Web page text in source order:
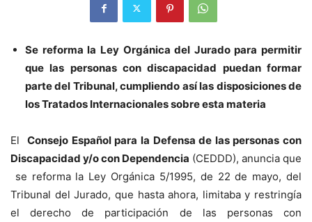
Se reforma la Ley Orgánica del Jurado para permitir
que las personas con discapacidad puedan formar
parte del Tribunal, cumpliendo así las disposiciones de
los Tratados Internacionales sobre esta materia
ElConsejo Español para la Defensa de las personas con
Discapacidad y/o con Dependencia (CEDDD), anuncia que
se reforma la Ley Orgánica 5/1995, de 22 de mayo, del
Tribunal del Jurado, que hasta ahora, limitaba y restringía
el derecho de participación de las personas con